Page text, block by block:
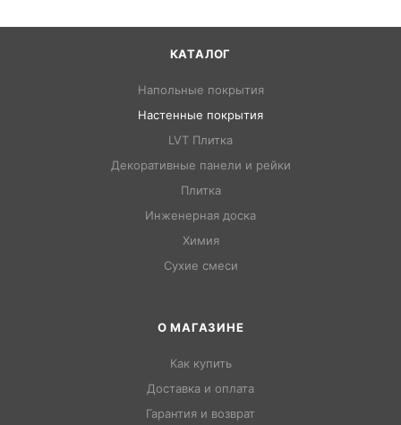
КАТАЛОГ
Напольные покрытия
Настенные покрытия
LVT Плитка
Декоративные панели и рейки
Плитка
Инженерная доска
Химия
Сухие смеси
О МАГАЗИНЕ
Как купить
Доставка и оплата
Гарантия и возврат